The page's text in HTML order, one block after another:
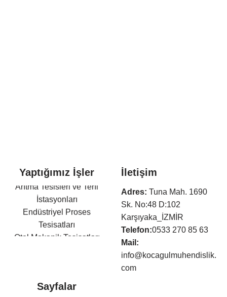
Yaptığımız İşler
Arıtma Tesisleri ve Terfi
İstasyonları
Endüstriyel Proses
Tesisatları
Otel Mekanik Tesisatları
Sıhhi Tesisat ve Yangın
İletişim
Adres: Tuna Mah. 1690
Sk. No:48 D:102
Karşıyaka_İZMİR
Telefon:0533 270 85 63
Mail:
info@kocagulmuhendislik.
com
Sayfalar